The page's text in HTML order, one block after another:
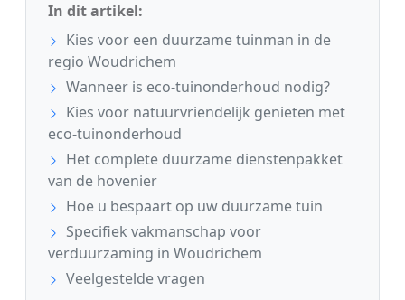
In dit artikel:
Kies voor een duurzame tuinman in de
regio Woudrichem
Wanneer is eco-tuinonderhoud nodig?
Kies voor natuurvriendelijk genieten met
eco-tuinonderhoud
Het complete duurzame dienstenpakket
van de hovenier
Hoe u bespaart op uw duurzame tuin
Specifiek vakmanschap voor
verduurzaming in Woudrichem
Veelgestelde vragen